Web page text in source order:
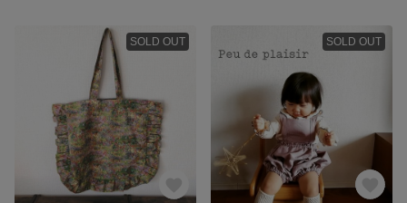
SOLD OUT SOLD OUT